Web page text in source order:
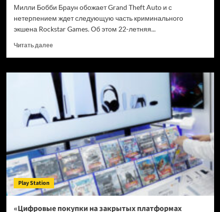
Милли Бобби Браун обожает Grand Theft Auto и с
нетерпением ждет следующую часть криминального
экшена Rockstar Games. Об этом 22-летняя...
Читать далееПрочитать
Звезда
сериала
«Очень
странные
дела»
Милли
Браун
оказалась
поклонницей
Grand
Theft
Auto
Play Station
«Цифровые покупки на закрытых платформах